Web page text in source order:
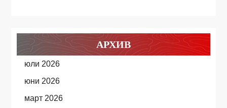
АРХИВ
юли 2026
юни 2026
март 2026